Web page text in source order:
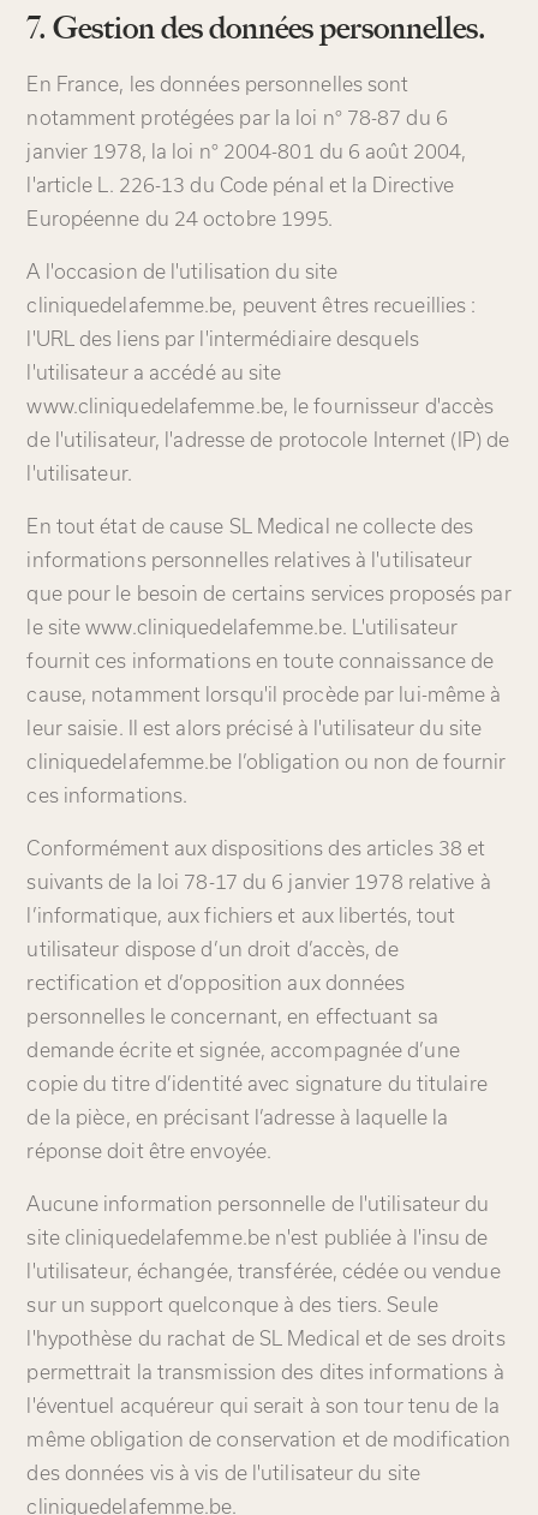
7. Gestion des données personnelles.
En France, les données personnelles sont
notamment protégées par la loi n° 78-87 du 6
janvier 1978, la loi n° 2004-801 du 6 août 2004,
l'article L. 226-13 du Code pénal et la Directive
Européenne du 24 octobre 1995.
A l'occasion de l'utilisation du site
cliniquedelafemme.be, peuvent êtres recueillies :
l'URL des liens par l'intermédiaire desquels
l'utilisateur a accédé au site
www.cliniquedelafemme.be, le fournisseur d'accès
de l'utilisateur, l'adresse de protocole Internet (IP) de
l'utilisateur.
En tout état de cause SL Medical ne collecte des
informations personnelles relatives à l'utilisateur
que pour le besoin de certains services proposés par
le site www.cliniquedelafemme.be. L'utilisateur
fournit ces informations en toute connaissance de
cause, notamment lorsqu'il procède par lui-même à
leur saisie. Il est alors précisé à l'utilisateur du site
cliniquedelafemme.be l’obligation ou non de fournir
ces informations.
Conformément aux dispositions des articles 38 et
suivants de la loi 78-17 du 6 janvier 1978 relative à
l’informatique, aux fichiers et aux libertés, tout
utilisateur dispose d’un droit d’accès, de
rectification et d’opposition aux données
personnelles le concernant, en effectuant sa
demande écrite et signée, accompagnée d’une
copie du titre d’identité avec signature du titulaire
de la pièce, en précisant l’adresse à laquelle la
réponse doit être envoyée.
Aucune information personnelle de l'utilisateur du
site cliniquedelafemme.be n'est publiée à l'insu de
l'utilisateur, échangée, transférée, cédée ou vendue
sur un support quelconque à des tiers. Seule
l'hypothèse du rachat de SL Medical et de ses droits
permettrait la transmission des dites informations à
l'éventuel acquéreur qui serait à son tour tenu de la
même obligation de conservation et de modification
des données vis à vis de l'utilisateur du site
cliniquedelafemme.be.